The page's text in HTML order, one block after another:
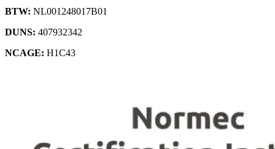
BTW: NL001248017B01
DUNS: 407932342
NCAGE: H1C43